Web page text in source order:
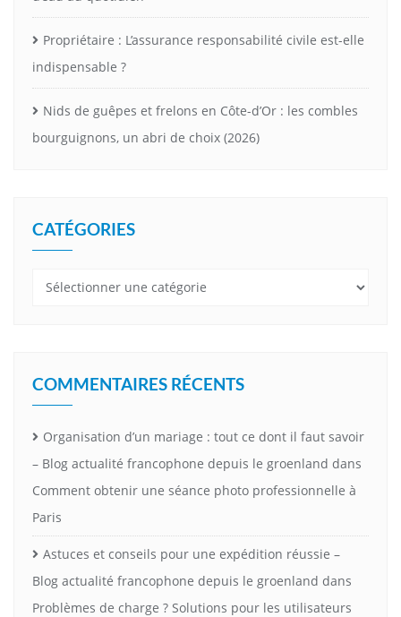
Propriétaire : L’assurance responsabilité civile est-elle
indispensable ?
Nids de guêpes et frelons en Côte-d’Or : les combles
bourguignons, un abri de choix (2026)
CATÉGORIES
Catégories
COMMENTAIRES RÉCENTS
Organisation d’un mariage : tout ce dont il faut savoir
– Blog actualité francophone depuis le groenland dans
Comment obtenir une séance photo professionnelle à
Paris
Astuces et conseils pour une expédition réussie –
Blog actualité francophone depuis le groenland dans
Problèmes de charge ? Solutions pour les utilisateurs